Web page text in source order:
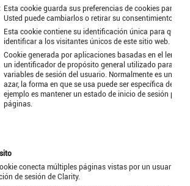
Esta cookie guarda sus preferencias de cookies para
Usted puede cambiarlos o retirar su consentimiento
Esta cookie contiene su identificación única para que
identificar a los visitantes únicos de este sitio web.
Cookie generada por aplicaciones basadas en el
un identificador de propósito general utilizado para
variables de sesión del usuario. Normalmente es un
azar, la forma en que se usa puede ser específica del
ejemplo es mantener un estado de inicio de sesión para
páginas.
conecta múltiples páginas vistas por un usuario en
de sesión de Clarity.